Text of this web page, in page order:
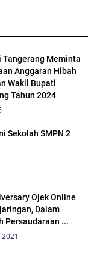
Tangerang Meminta
Anggaran Hibah
Wakil Bupati
Tahun 2024
Sekolah SMPN 2
Ojek Online
Dalam
Persaudaraan ...